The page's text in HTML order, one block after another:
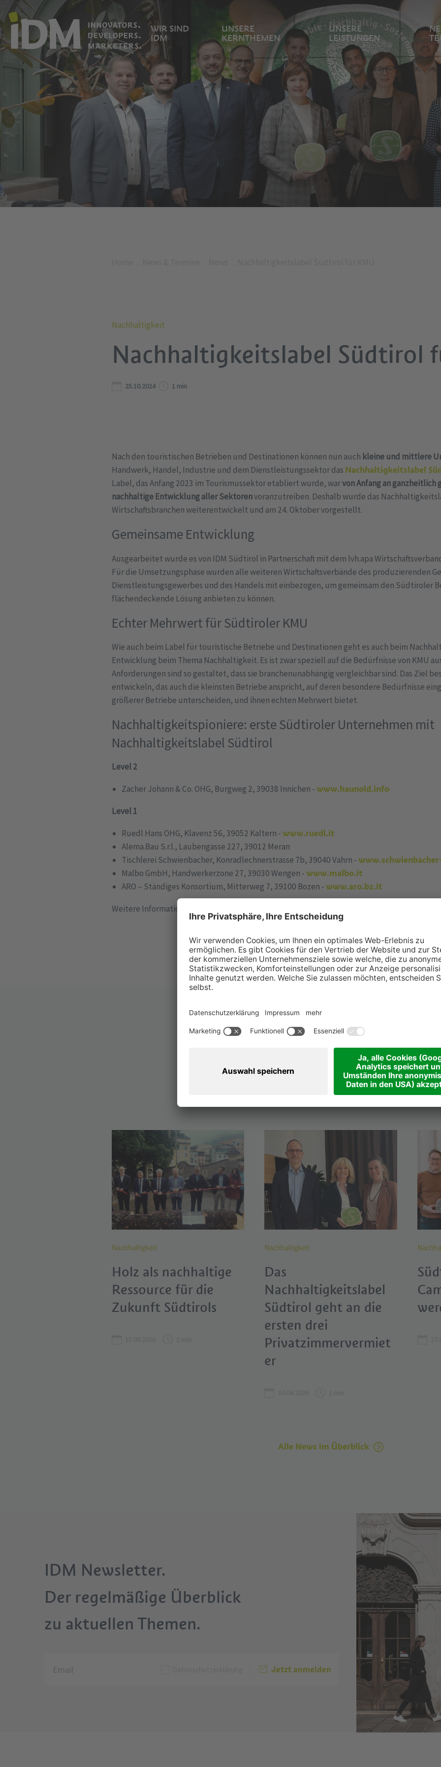
WIR SIND
IDM
UNSERE
KERNTHEMEN
UNSERE
LEISTUNGEN
Nachhaltigkeit
Nachhaltigkeitslabel Südtirol
25.10.2024 1 min
Nach den touristischen Betrieben und Destinationen können nun auch kleine und mittlere
Handwerk, Handel, Industrie und dem Dienstleistungssektor das Nachhaltigkeitslabel
Label, das Anfang 2023 im Tourismussektor etabliert wurde, warvon Anfang an ganzheitlich
nachhaltige Entwicklung aller Sektorenvoranzutreiben. Deshalb wurde das
Wirtschaftsbranchen weiterentwickelt und am 24. Oktober vorgestellt.
Gemeinsame Entwicklung
Ausgearbeitet wurde es von IDM Südtirol in Partnerschaft mit dem lvh.apa
Für die Umsetzungsphase wurden alle weiteren Wirtschaftsverbände des produzierenden
Dienstleistungsgewerbes und des Handels mit einbezogen, um gemeinsam den Südtiroler
flächendeckende Lösung anbieten zu können.
Echter Mehrwert für Südtiroler KMU
Wie auch beim Label für touristische Betriebe und Destinationen geht es auch beim
Entwicklung beim Thema Nachhaltigkeit. Es ist zwar speziell auf die Bedürfnisse von KMU
Anforderungen sind so gestaltet, dass sie branchenunabhängig vergleichbar sind. Das Ziel
entwickeln, das auch die kleinsten Betriebe anspricht, auf deren besondere Bedürfnisse
größerer Betriebe unterscheiden, und ihnen echten Mehrwert bietet.
Nachhaltigkeitspioniere: erste Südtiroler Unternehmen mit
Nachhaltigkeitslabel Südtirol
Level 2
Zacher Johann & Co. OHG, Burgweg 2, 39038 Innichen -www.haunold.info
Level 1
Ruedl Hans OHG, Klavenz 56, 39052 Kaltern -www.ruedl.it
Alema.Bau S.r.l., Laubengasse 227, 39012 Meran
Tischlerei Schwienbacher, Konradlechnerstrasse 7b, 39040 Vahrn -
Malbo GmbH, Handwerkerzone 27, 39030 Wengen -www.malbo.it
ARO – Ständiges Konsortium, Mitterweg 7, 39100 Bozen -www.aro.bz.it
Weitere Informationen stehen in der
Immer gut
Diese Artikel könnten Sie auch
Nachhaltigkeit
Holz als nachhaltige
Ressource für die
Zukunft Südtirols
Nachhaltigkeit
Das
Nachhaltigkeitslabel
Südtirol geht an die
ersten drei
Privatzimmervermiet
er
Alle News im Überblick
IDM Newsletter.
Der regelmäßige Überblick
zu aktuellen Themen.
Jetzt anmelden